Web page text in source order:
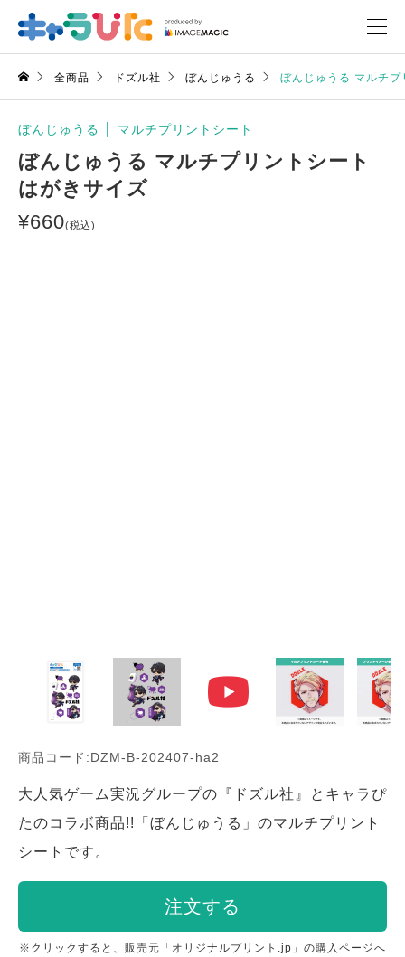
全商品 ドズル社 ぼんじゅうる ぼんじゅうる マルチ
ぼんじゅうる マルチプリントシート
ぼんじゅうる マルチプリントシート
はがきサイズ
¥660(税込)
商品コード:DZM-B-202407-ha2
大人気ゲーム実況グループの『ドズル社』とキャラぴ
たのコラボ商品!!「ぼんじゅうる」のマルチプリント
シートです。
注文する
※クリックすると、販売元「オリジナルプリント.jp」の購入ページへ